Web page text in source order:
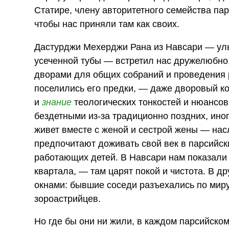
Статире, члену авторитетного семейства
чтобы нас приняли там как своих.
Дастурджи Мехерджи Рана из Навсари —
усеченной тубы — встретил нас
дворами для общих собраний и проведения
поселились его предки, — даже дворовый
изнание теологических тонкостей и
бездетными из-за традиционно поздних,
живет вместе с женой и сестрой жены —
предпочитают доживать свой век в
работающих детей. В Навсари нам показали
квартала, — там царят покой и чистота. В
окнами: бывшие соседи разъехались по
зороастрийцев.
Но где бы они ни жили, в каждом